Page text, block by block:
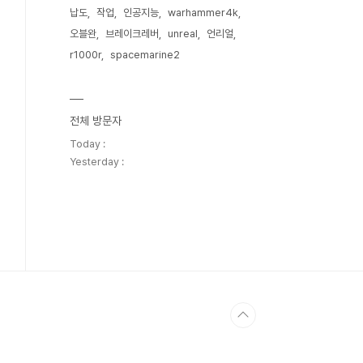
납도
작업 인공지능
warhammer4k
오블완
브레이크레버 unreal
언리얼
r1000r
spacemarine2
전체 방문자
Today :
Yesterday :